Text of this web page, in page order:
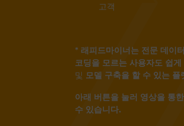
고객
* 래피드마이너는 전문 데이
코딩을 모르는 사용자도 쉽
및 모델 구축을 할 수 있는 플
아래 버튼을 눌러 영상을 통
수 있습니다.